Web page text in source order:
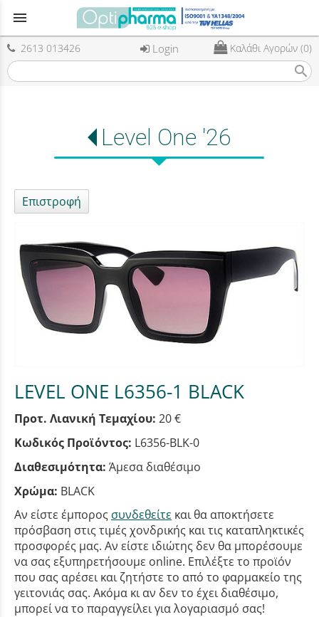
menu
2613 013426 Login Καλάθι Αγορών (0)
search
Level One '26
Επιστροφή
LEVEL ONE L6356-1 BLACK
Προτ. Λιανική Τεμαχίου: 20 €
Κωδικός Προϊόντος: L6356-BLK-0
Διαθεσιμότητα: Άμεσα διαθέσιμο
Χρώμα: BLACK
Αν είστε έμπορος συνδεθείτε και θα αποκτήσετε
πρόσβαση στις τιμές χονδρικής και τις καταπληκτικές
προσφορές μας. Αν είστε ιδιώτης δεν θα μπορέσουμε
να σας εξυπηρετήσουμε online. Επιλέξτε το προϊόν
που σας αρέσει και ζητήστε το από το φαρμακείο της
γειτονιάς σας. Ακόμα κι αν δεν το έχει διαθέσιμο,
μπορεί να το παραγγείλει για λογαριασμό σας!